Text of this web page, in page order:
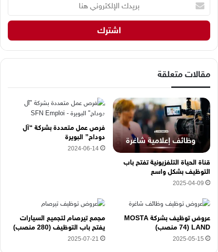
ي
ك
ا
إ
ت
ر
ي
ه
ن
ا
مقالات متعلقة
قناة الحياة التلفزيونية تفتح باب
التوظيف بشكل واسع
2025-04-09
فرص عمل متعددة بشركة “آل
دوداح” البويرة
2024-06-14
عروض توظيف بشركة MOSTA
LAND (74 منصب)
2025-05-15
مجمع تيرصام لتجميع السيارات
يفتح باب التوظيف (280 منصب)
2025-07-21